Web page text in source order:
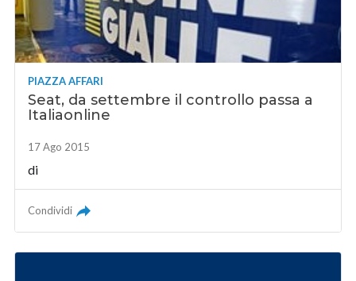
PIAZZA AFFARI
Seat, da settembre il controllo passa a
Italiaonline
17 Ago 2015
di
Condividi